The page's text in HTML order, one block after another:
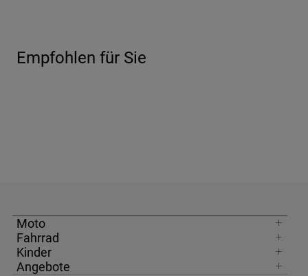
Empfohlen für Sie
Moto
Fahrrad
Kinder
Angebote